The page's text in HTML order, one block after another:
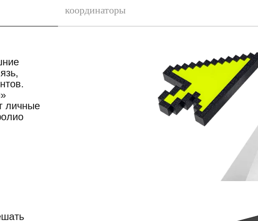
координаторы
личные